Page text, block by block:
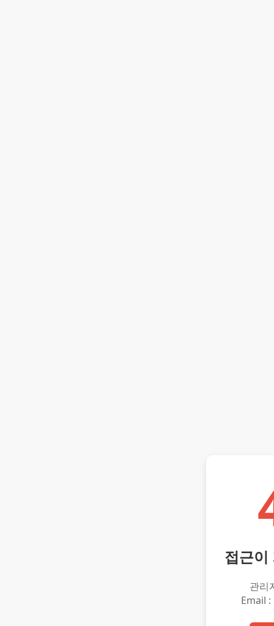
접근이
관리
Email